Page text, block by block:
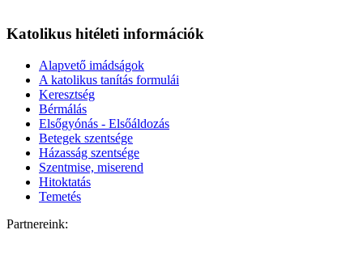
Katolikus hitéleti információk
Alapvető imádságok
A katolikus tanítás formulái
Keresztség
Bérmálás
Elsőgyónás - Elsőáldozás
Betegek szentsége
Házasság szentsége
Szentmise, miserend
Hitoktatás
Temetés
Partnereink: